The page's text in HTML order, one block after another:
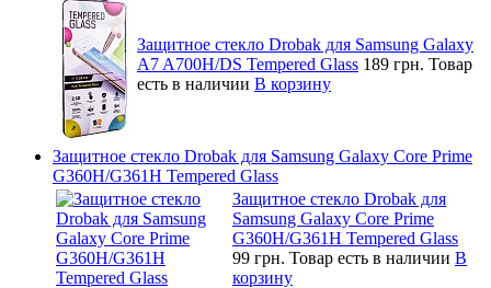
Защитное стекло Drobak для Samsung Galaxy
A7 A700H/DS Tempered Glass 189 грн. Товар
есть в наличии В корзину
Защитное стекло Drobak для Samsung Galaxy Core Prime
G360H/G361H Tempered Glass
Защитное стекло Drobak для
Samsung Galaxy Core Prime
G360H/G361H Tempered Glass
99 грн. Товар есть в наличии В
корзину